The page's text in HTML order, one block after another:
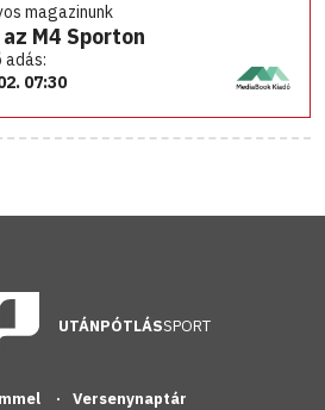
magazinunk
M4 Sporton
adás:
07:30
UTÁNPÓTLÁSSPORT
Versenynaptár